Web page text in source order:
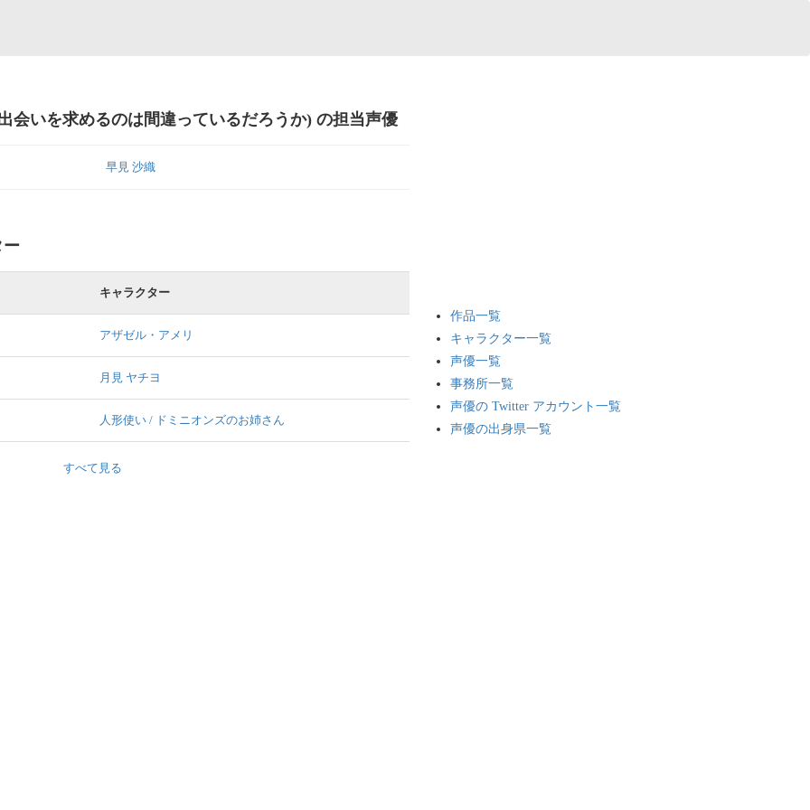
会いを求めるのは間違っているだろうか) の担当声優
早見 沙織
ー
キャラクター
アザゼル・アメリ
月見 ヤチヨ
人形使い / ドミニオンズのお姉さん
すべて見る
作品一覧
キャラクター一覧
声優一覧
事務所一覧
声優の Twitter アカウント一覧
声優の出身県一覧